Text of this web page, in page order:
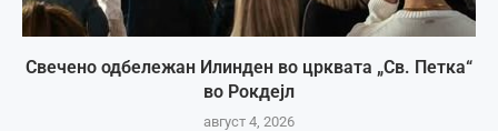
Свечено одбележан Илинден во црквата „Св. Петка“
во Рокдејл
август 4, 2026